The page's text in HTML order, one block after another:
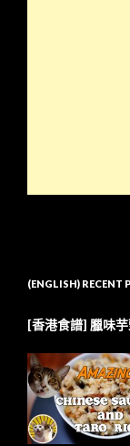
(ENGLISH) RECENT
[香港食譜] 臘味